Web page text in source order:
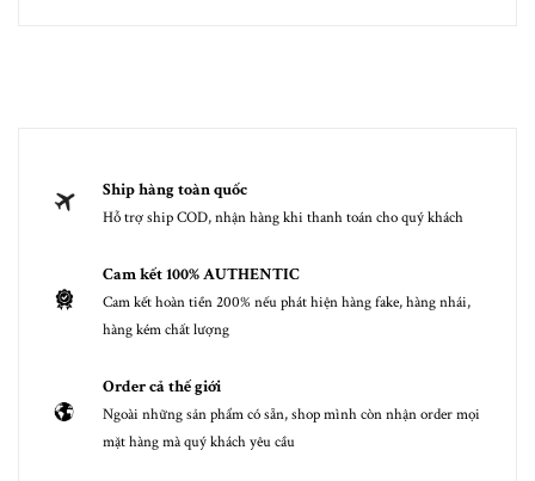
Ship hàng toàn quốc
Hỗ trợ ship COD, nhận hàng khi thanh toán cho quý khách
Cam kết 100% AUTHENTIC
Cam kết hoàn tiền 200% nếu phát hiện hàng fake, hàng nhái,
hàng kém chất lượng
Order cả thế giới
Ngoài những sản phẩm có sẵn, shop mình còn nhận order mọi
mặt hàng mà quý khách yêu cầu